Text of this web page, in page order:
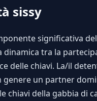
sissy
significativa
dinamica tra la
delle chiavi. La/il
genere un partner
chiavi della gabbia di